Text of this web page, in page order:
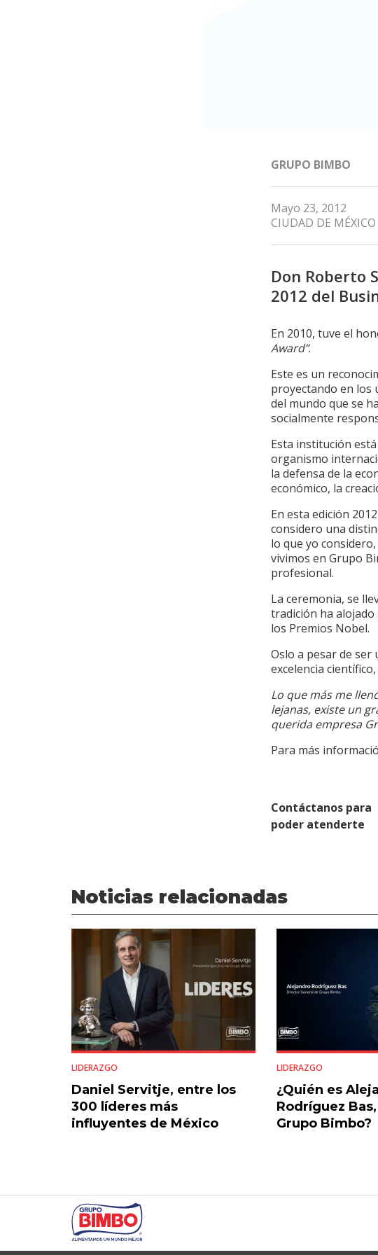
GRUPO BIMBO
Mayo 23, 2012
CIUDAD DE MÉXICO
Don Roberto
2012 del
En 2010, tuve el
Award”.
Este es un
proyectando en los
del mundo que se
socialmente
Esta institución
organismo
la defensa de la
económico, la
En esta edición
considero una
lo que yo
vivimos en Grupo
profesional.
La ceremonia, se
tradición ha
los Premios Nobel.
Oslo a pesar de ser
excelencia
Lo que más me
lejanas, existe un
querida empresa
Para más
Contáctanos para
poder atenderte
Noticias relacionadas
LIDERAZGO
Daniel Servitje, entre los
300 líderes más
influyentes de México
LIDERAZGO
¿Quién es
Rodríguez
Grupo Bimbo?